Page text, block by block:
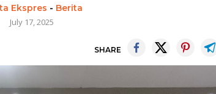
Ekspres - Berita
July 17, 2025
SHARE